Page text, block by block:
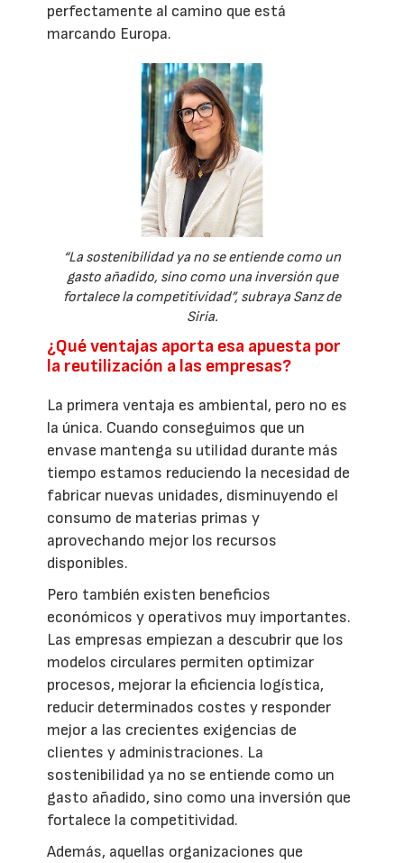
perfectamente al camino que está
marcando Europa.
“La sostenibilidad ya no se entiende como un
gasto añadido, sino como una inversión que
fortalece la competitividad”, subraya Sanz de
Siria.
¿Qué ventajas aporta esa apuesta por
la reutilización a las empresas?
La primera ventaja es ambiental, pero no es
la única. Cuando conseguimos que un
envase mantenga su utilidad durante más
tiempo estamos reduciendo la necesidad de
fabricar nuevas unidades, disminuyendo el
consumo de materias primas y
aprovechando mejor los recursos
disponibles.
Pero también existen beneficios
económicos y operativos muy importantes.
Las empresas empiezan a descubrir que los
modelos circulares permiten optimizar
procesos, mejorar la eficiencia logística,
reducir determinados costes y responder
mejor a las crecientes exigencias de
clientes y administraciones. La
sostenibilidad ya no se entiende como un
gasto añadido, sino como una inversión que
fortalece la competitividad.
Además, aquellas organizaciones que